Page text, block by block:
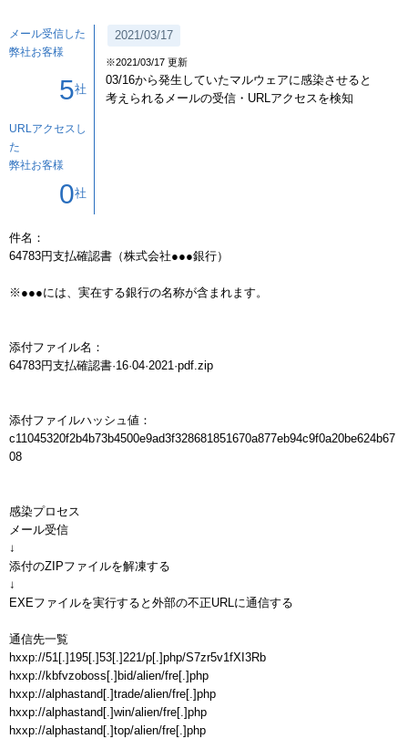
メール受信した
弊社お客様
5社
URLアクセスし
た
弊社お客様
0社
2021/03/17
※2021/03/17 更新
03/16から発生していたマルウェアに感染させると
考えられるメールの受信・URLアクセスを検知
件名：
64783円支払確認書（株式会社●●●銀行）
※●●●には、実在する銀行の名称が含まれます。
添付ファイル名：
64783円支払確認書·16·04·2021·pdf.zip
添付ファイルハッシュ値：
c11045320f2b4b73b4500e9ad3f328681851670a877eb94c9f0a20be624b67
08
感染プロセス
メール受信
↓
添付のZIPファイルを解凍する
↓
EXEファイルを実行すると外部の不正URLに通信する
通信先一覧
hxxp://51[.]195[.]53[.]221/p[.]php/S7zr5v1fXI3Rb
hxxp://kbfvzoboss[.]bid/alien/fre[.]php
hxxp://alphastand[.]trade/alien/fre[.]php
hxxp://alphastand[.]win/alien/fre[.]php
hxxp://alphastand[.]top/alien/fre[.]php